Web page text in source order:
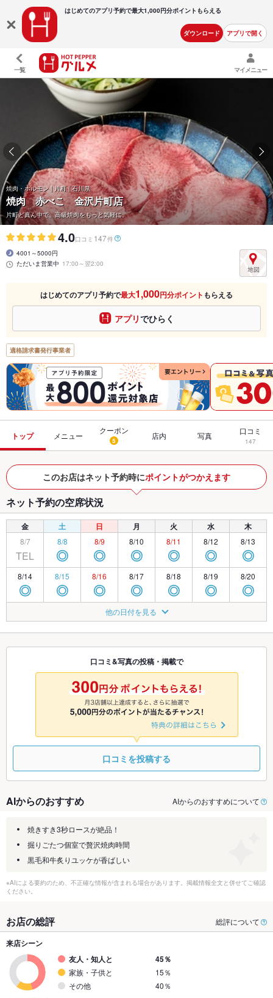
はじめてのアプリ予約で最大1,000円分ポイントもらえる
ダウンロード アプリで開く
一覧 マイメニュー
焼肉・ホルモン | 片町 | 石川県
焼肉 赤べこ 金沢片町店
片町ど真ん中で、高級焼肉をもっと気軽に。
4.0口コミ 147件
4001～5000円
ただいま営業中 17:00～翌2:00
はじめてのアプリ予約で最大1,000円分ポイント もらえる
アプリでひらく
適格請求書発行事業者
トップ メニュー
クーポン
5 店内 写真 口コミ
147
このお店はネット予約時にポイントがつかえます
ネット予約の空席状況
金 土 日 月 火 水 木
8/7
TEL
8/8
◎
8/9
◎
8/10
◎
8/11
◎
8/12
◎
8/13
◎
8/14
◎
8/15
◎
8/16
◎
8/17
◎
8/18
◎
8/19
◎
8/20
◎
◎ ◎
8/23
◎
8/24
◎
8/25
◎ ◎ ◎
8/28 8/29 8/30
◎
8/31
◎
9/1
◎
9/2 9/3
9/6
◎ ◎ ◎ ◎
他の日付を見る
口コミ&写真の投稿・掲載で
口コミを投稿する
AIからのおすすめ AIからのおすすめについて
焼きすき3秒ロースが絶品！
掘りごたつ個室で贅沢焼肉時間
黒毛和牛炙りユッケが香ばしい
※AIによる要約のため、不正確な情報が含まれる場合があります。掲載情報全文と併せてご確認
ください。
お店の総評 総評について
来店シーン
友人・知人と
45％
家族・子供と
15％
その他
40％